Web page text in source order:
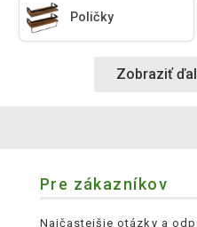
Poličky
Zobraziť
Pre zákazníkov
Najčastejšie otázky a